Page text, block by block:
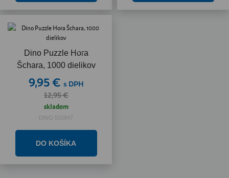
Dino Puzzle Hora
Šchara, 1000 dielikov
Akcia
9,95 € s DPH
12,95 €
skladom
DINO.532847